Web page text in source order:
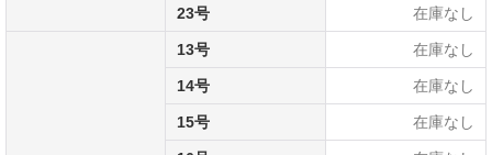
23号 在庫なし
13号 在庫なし
14号 在庫なし
15号 在庫なし